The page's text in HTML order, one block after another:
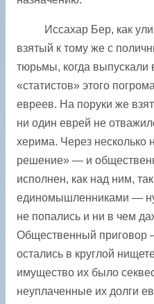
Иссахар Бер, как
взятый к тому же с
тюрьмы, когда выпускали
«статистов» этого
евреев. На поруки же
ни один еврей не
херима. Через
решение» — и
исполнен, как над ним,
единомышленниками —
не попались и ни в чем
Общественный приговор
остались в круглой
имущество их было
неуплаченные их долги